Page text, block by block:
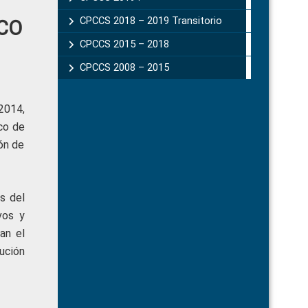
de
de
del
y
el
CPCCS 2018 – 2019 Transitorio
CPCCS 2015 – 2018
CPCCS 2008 – 2015